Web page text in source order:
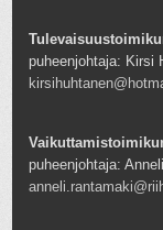
puheenjohtaja: Kirsi
puheenjohtaja: